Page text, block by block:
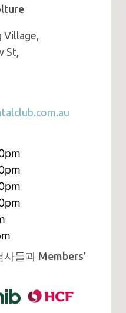
Village,
St,
들과 Members’